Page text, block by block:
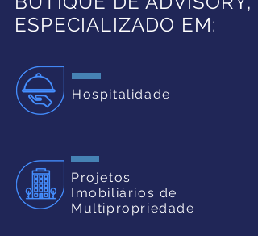
ESPECIALIZADO EM:
Hospitalidade
Projetos
Imobiliários de
Multipropriedade